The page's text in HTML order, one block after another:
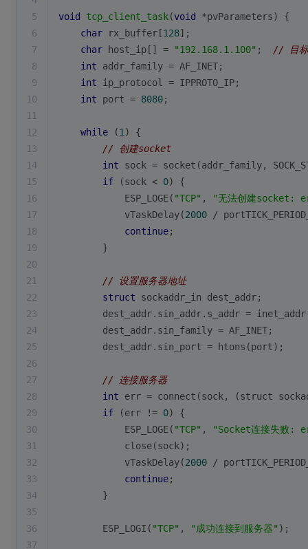
5
void tcp_client_task(void *pvParameters)
{
6
char rx_buffer[128];
7
char host_ip[] = "192.168.1.100" ; // 目标
8
int addr_family = AF_INET;
9
int ip_protocol = IPPROTO_IP;
10
int port = 8080;
11
12
while (1 ) {
13
// 创建socket
14
int sock = socket(addr_family,
15
if (sock < 0) {
16
            ESP_LOGE(
"TCP" ,
"无法创建socket:
17
            vTaskDelay(
2000 /
18
continue;
19
        }
20
21
// 设置服务器地址
22
struct sockaddr_in dest_addr;
23
dest_addr.sin_addr.s_addr =
24
        dest_addr.sin_family = AF_INET;
25
        dest_addr.sin_port = htons(port);
26
27
// 连接服务器
28
int err = connect(sock, (struct
29
if (err != 0) {
30
            ESP_LOGE(
"TCP" ,
"Socket连接失败:
31
            close(sock);
32
            vTaskDelay(
2000 /
33
continue;
34
        }
35
36
        ESP_LOGI(
"TCP" , "成功连接到服务器" );
37